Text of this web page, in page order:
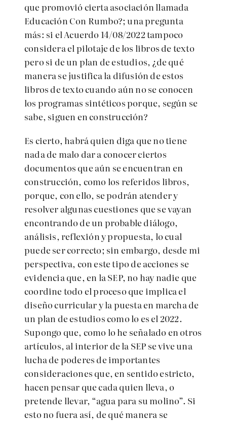
que promovió cierta asociación llamada
Educación Con Rumbo?; una pregunta
más: si el Acuerdo 14/08/2022 tampoco
considera el pilotaje de los libros de texto
pero si de un plan de estudios, ¿de qué
manera se justifica la difusión de estos
libros de texto cuando aún no se conocen
los programas sintéticos porque, según se
sabe, siguen en construcción?
Es cierto, habrá quien diga que no tiene
nada de malo dar a conocer ciertos
documentos que aún se encuentran en
construcción, como los referidos libros,
porque, con ello, se podrán atender y
resolver algunas cuestiones que se vayan
encontrando de un probable diálogo,
análisis, reflexión y propuesta, lo cual
puede ser correcto; sin embargo, desde mi
perspectiva, con este tipo de acciones se
evidencia que, en la SEP, no hay nadie que
coordine todo el proceso que implica el
diseño curricular y la puesta en marcha de
un plan de estudios como lo es el 2022.
Supongo que, como lo he señalado en otros
artículos, al interior de la SEP se vive una
lucha de poderes de importantes
consideraciones que, en sentido estricto,
hacen pensar que cada quien lleva, o
pretende llevar, “agua para su molino”. Si
esto no fuera así, de qué manera se